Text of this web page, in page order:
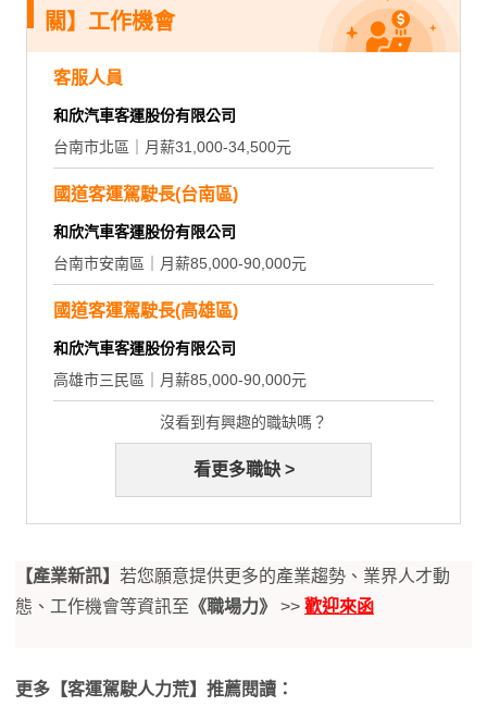
關】工作機會
客服人員
和欣汽車客運股份有限公司
台南市北區｜月薪31,000-34,500元
國道客運駕駛長(台南區)
和欣汽車客運股份有限公司
台南市安南區｜月薪85,000-90,000元
國道客運駕駛長(高雄區)
和欣汽車客運股份有限公司
高雄市三民區｜月薪85,000-90,000元
沒看到有興趣的職缺嗎？
看更多職缺 >
【產業新訊】 若您願意提供更多的產業趨勢、業界人才動
態、工作機會等資訊至 《職場力》 >> 歡迎來函
更多【客運駕駛人力荒】推薦閱讀：